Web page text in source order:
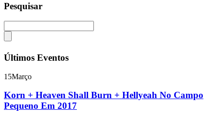
Pesquisar
Últimos Eventos
15Março
Korn + Heaven Shall Burn + Hellyeah No Campo
Pequeno Em 2017